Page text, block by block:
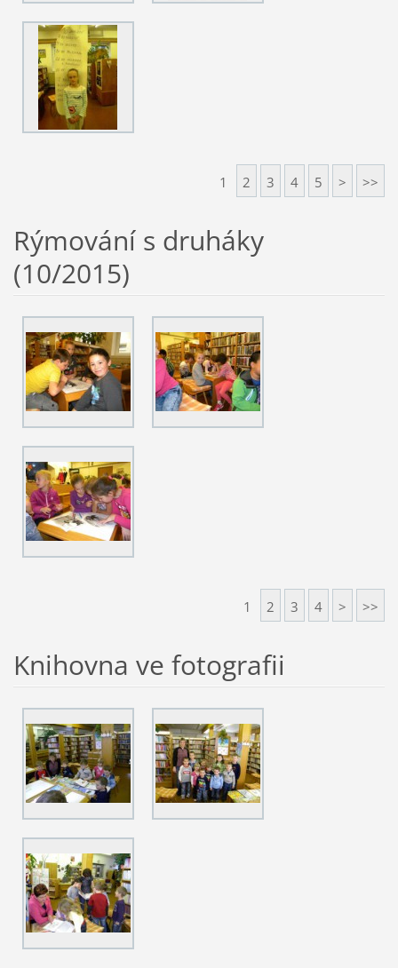
1 2 3 4 5 > >>
Rýmování s druháky
(10/2015)
1 2 3 4 > >>
Knihovna ve fotografii